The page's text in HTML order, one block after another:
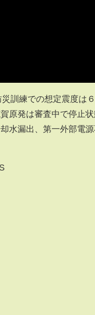
訓練での想定震度は６
原発は審査中で停止状
水漏出、第一外部電源